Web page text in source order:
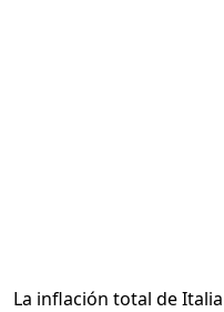
La inflación total de